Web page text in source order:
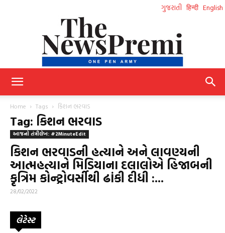
ગુજરાતી हिन्दी English
Home Tags કિશન ભરવાડ
Tag: કિશન ભરવાડ
આજનો તંત્રીલેખ: #2MinuteEdit
કિશન ભરવાડની હત્યાને અને લાવણ્યની
આત્મહત્યાને મિડિયાના દલાલોએ હિજાબની
કૃત્રિમ કોન્ટ્રોવર્સીથી ઢાંકી દીધી :...
28/02/2022
લેટેસ્ટ